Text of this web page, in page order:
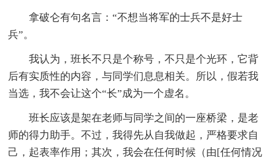
拿破仑有句名言：“不想当将军的士兵不是好士
兵”。
我认为，班长不只是个称号，不只是个光环，它背
后有实质性的内容，与同学们息息相关。所以，假若我
当选，我不会让这个“长”成为一个虚名。
班长应该是架在老师与同学之间的一座桥梁，是老
师的得力助手。不过，我得先从自我做起，严格要求自
己，起表率作用；其次，我会在任何时候（由[任何情况